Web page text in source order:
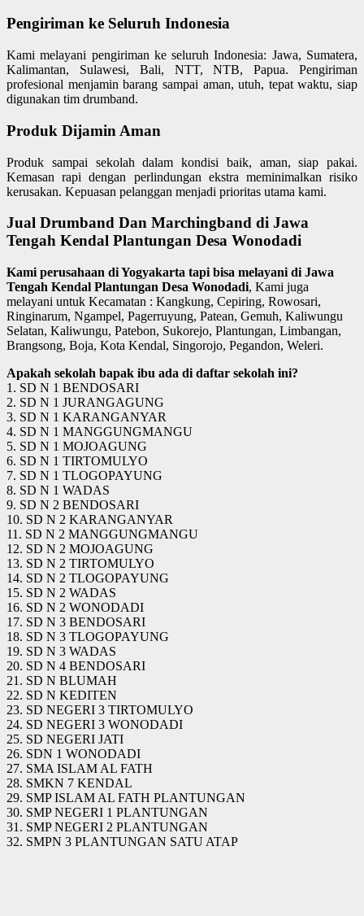
Pengiriman ke Seluruh Indonesia
Kami melayani pengiriman ke seluruh Indonesia: Jawa, Sumatera,
Kalimantan, Sulawesi, Bali, NTT, NTB, Papua. Pengiriman
profesional menjamin barang sampai aman, utuh, tepat waktu, siap
digunakan tim drumband.
Produk Dijamin Aman
Produk sampai sekolah dalam kondisi baik, aman, siap pakai.
Kemasan rapi dengan perlindungan ekstra meminimalkan risiko
kerusakan. Kepuasan pelanggan menjadi prioritas utama kami.
Jual Drumband Dan Marchingband di Jawa
Tengah Kendal Plantungan Desa Wonodadi
Kami perusahaan di Yogyakarta tapi bisa melayani di Jawa
Tengah Kendal Plantungan Desa Wonodadi, Kami juga
melayani untuk Kecamatan : Kangkung, Cepiring, Rowosari,
Ringinarum, Ngampel, Pagerruyung, Patean, Gemuh, Kaliwungu
Selatan, Kaliwungu, Patebon, Sukorejo, Plantungan, Limbangan,
Brangsong, Boja, Kota Kendal, Singorojo, Pegandon, Weleri.
Apakah sekolah bapak ibu ada di daftar sekolah ini?
1. SD N 1 BENDOSARI
2. SD N 1 JURANGAGUNG
3. SD N 1 KARANGANYAR
4. SD N 1 MANGGUNGMANGU
5. SD N 1 MOJOAGUNG
6. SD N 1 TIRTOMULYO
7. SD N 1 TLOGOPAYUNG
8. SD N 1 WADAS
9. SD N 2 BENDOSARI
10. SD N 2 KARANGANYAR
11. SD N 2 MANGGUNGMANGU
12. SD N 2 MOJOAGUNG
13. SD N 2 TIRTOMULYO
14. SD N 2 TLOGOPAYUNG
15. SD N 2 WADAS
16. SD N 2 WONODADI
17. SD N 3 BENDOSARI
18. SD N 3 TLOGOPAYUNG
19. SD N 3 WADAS
20. SD N 4 BENDOSARI
21. SD N BLUMAH
22. SD N KEDITEN
23. SD NEGERI 3 TIRTOMULYO
24. SD NEGERI 3 WONODADI
25. SD NEGERI JATI
26. SDN 1 WONODADI
27. SMA ISLAM AL FATH
28. SMKN 7 KENDAL
29. SMP ISLAM AL FATH PLANTUNGAN
30. SMP NEGERI 1 PLANTUNGAN
31. SMP NEGERI 2 PLANTUNGAN
32. SMPN 3 PLANTUNGAN SATU ATAP